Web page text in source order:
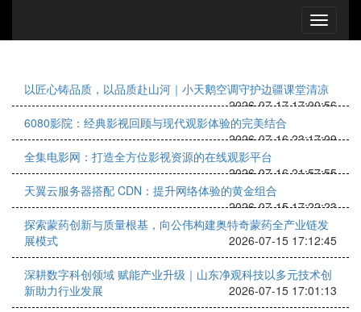
以匠心铸品质，以品质赴山河｜小天鹅空调守护边疆课堂清凉
2026-07-17 17:00:56
6080影院：经典影视回顾与现代观影体验的完美结合
2026-07-16 23:17:09
全集电影网：打造全方位影视资源的在线观影平台
2026-07-16 21:57:55
天翼云服务器搭配 CDN：提升网络体验的黄金组合
2026-07-15 17:22:23
探索蒙药创新与质量根基，向公伟构建奥特奇蒙药全产业链发
展模式
2026-07-15 17:12:45
深耕数字科创领域 赋能产业升级｜山东净观科技以多元技术创
新助力行业发展
2026-07-15 17:01:13